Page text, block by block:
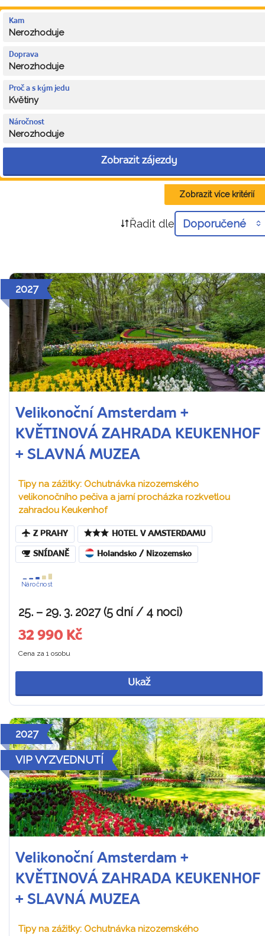
Kam
Nerozhoduje
Doprava
Nerozhoduje
Proč a s kým jedu
Květiny
Náročnost
Nerozhoduje
Zobrazit zájezdy
Zobrazit více kritérií
Řadit dle Doporučené
2027
Velikonoční Amsterdam +
KVĚTINOVÁ ZAHRADA KEUKENHOF
+ SLAVNÁ MUZEA
Tipy na zážitky: Ochutnávka nizozemského
velikonočního pečiva a jarní procházka rozkvetlou
zahradou Keukenhof
Z PRAHY HOTEL V AMSTERDAMU
SNÍDANĚ Holandsko / Nizozemsko
Náročnost
25. – 29. 3. 2027 (5 dní / 4 noci)
32 990 Kč
Cena za 1 osobu
Ukaž
2027
VIP VYZVEDNUTÍ
Velikonoční Amsterdam +
KVĚTINOVÁ ZAHRADA KEUKENHOF
+ SLAVNÁ MUZEA
Tipy na zážitky: Ochutnávka nizozemského